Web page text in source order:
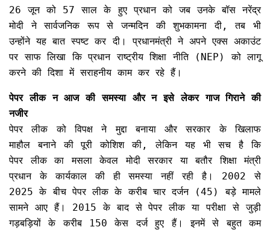
26 जून को 57 साल के हुए प्रधान को जब उनके बॉस नरेंद्र
मोदी ने सार्वजनिक रूप से जन्मदिन की शुभकामना दी, तब भी
उन्होंने यह बात स्पष्ट कर दी। प्रधानमंत्री ने अपने एक्स अकाउंट
पर साफ लिखा कि प्रधान राष्ट्रीय शिक्षा नीति (NEP) को लागू
करने की दिशा में सराहनीय काम कर रहे हैं।
पेपर लीक न आज की समस्या और न इसे लेकर गाज गिराने की
नजीर
पेपर लीक को विपक्ष ने मुद्दा बनाया और सरकार के खिलाफ
माहौल बनाने की पूरी कोशिश की, लेकिन यह भी सच है कि
पेपर लीक का मसला केवल मोदी सरकार या बतौर शिक्षा मंत्री
प्रधान के कार्यकाल की ही समस्या नहीं रही है। 2002 से
2025 के बीच पेपर लीक के करीब चार दर्जन (45) बड़े मामले
सामने आए हैं। 2015 के बाद से पेपर लीक या परीक्षा से जुड़ी
गड़बड़ियों के करीब 150 केस दर्ज हुए हैं। इनमें से बहुत कम